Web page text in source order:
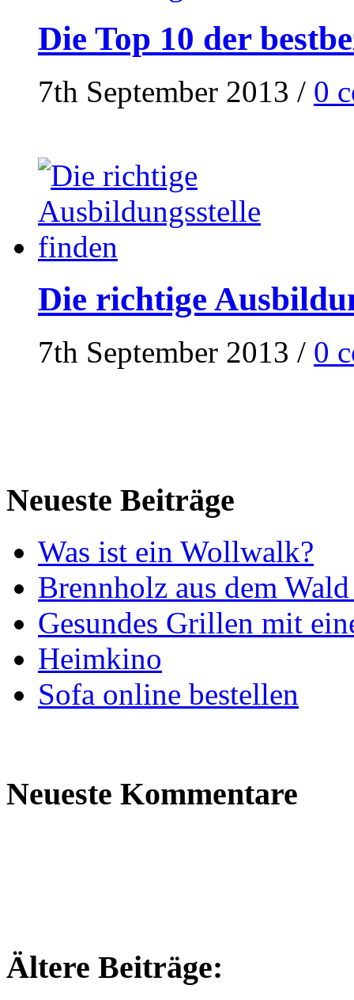
Die Top 10 der
7th September 2013 / 0
Die richtige
7th September 2013 / 0
Neueste Beiträge
Was ist ein Wollwalk?
Brennholz aus dem
Gesundes Grillen mit
Heimkino
Sofa online bestellen
Neueste Kommentare
Ältere Beiträge: